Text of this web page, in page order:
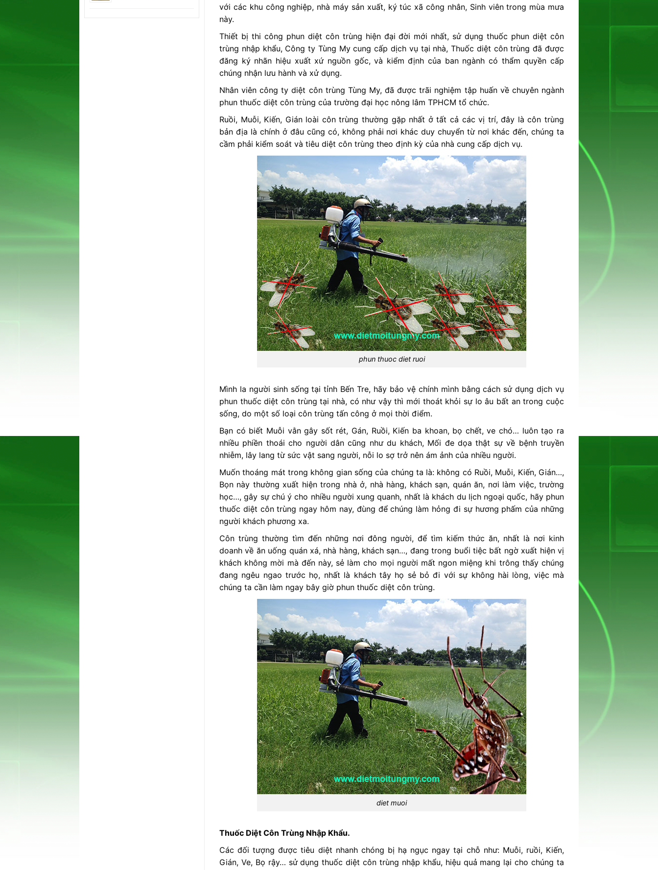
với các khu công nghiệp, nhà máy sản xuất, ký túc xã công nhân, Sinh viên trong mùa mưa
này.
Thiết bị thi công phun diệt côn trùng hiện đại đời mới nhất, sử dụng thuốc phun diệt côn
trùng nhập khẩu, Công ty Tùng My cung cấp dịch vụ tại nhà, Thuốc diệt côn trùng đã được
đăng ký nhãn hiệu xuất xứ nguồn gốc, và kiểm định của ban ngành có thẩm quyền cấp
chúng nhận lưu hành và xử dụng.
Nhân viên công ty diệt côn trùng Tùng My, đã được trãi nghiệm tập huấn về chuyên ngành
phun thuốc diệt côn trùng của trường đại học nông lâm TPHCM tổ chức.
Ruồi, Muỗi, Kiến, Gián loài côn trùng thường gặp nhất ở tất cả các vị trí, đây là côn trùng
bản địa là chính ở đâu cũng có, không phải nơi khác duy chuyển từ nơi khác đến, chúng ta
cầm phải kiểm soát và tiêu diệt côn trùng theo định kỳ của nhà cung cấp dịch vụ.
phun thuoc diet ruoi
Mình la người sinh sống tại tỉnh Bến Tre, hãy bảo vệ chính mình bằng cách sử dụng dịch vụ
phun thuốc diệt côn trùng tại nhà, có như vậy thì mới thoát khỏi sự lo âu bất an trong cuộc
sống, do một số loại côn trùng tấn công ở mọi thời điểm.
Bạn có biết Muỗi vằn gây sốt rét, Gán, Ruồi, Kiến ba khoan, bọ chết, ve chó… luôn tạo ra
nhiều phiền thoái cho người dân cũng như du khách, Mối đe dọa thật sự về bệnh truyền
nhiễm, lây lang từ sức vật sang người, nỗi lo sợ trở nên ám ảnh của nhiều người.
Muốn thoáng mát trong không gian sống của chúng ta là: không có Ruồi, Muỗi, Kiến, Gián…,
Bọn này thường xuất hiện trong nhà ở, nhà hàng, khách sạn, quán ăn, nơi làm việc, trường
học…, gây sự chú ý cho nhiều người xung quanh, nhất là khách du lịch ngoại quốc, hãy phun
thuốc diệt côn trùng ngay hôm nay, đùng để chúng làm hỏng đi sự hương phấm của những
người khách phương xa.
Côn trùng thường tìm đến những nơi đông người, để tìm kiếm thức ăn, nhất là nơi kinh
doanh về ăn uống quán xá, nhà hàng, khách sạn…, đang trong buổi tiệc bất ngờ xuất hiện vị
khách không mời mà đến này, sẻ làm cho mọi người mất ngon miệng khi trông thấy chúng
đang ngêu ngao trước họ, nhất là khách tây họ sẻ bỏ đi với sự không hài lòng, việc mà
chúng ta cần làm ngay bây giờ phun thuốc diệt côn trùng.
diet muoi
Thuốc Diệt Côn Trùng Nhập Khẩu.
Các đối tượng được tiêu diệt nhanh chóng bị hạ ngục ngay tại chỗ như: Muỗi, ruồi, Kiến,
Gián, Ve, Bọ rậy… sử dụng thuốc diệt côn trùng nhập khẩu, hiệu quả mang lại cho chúng ta